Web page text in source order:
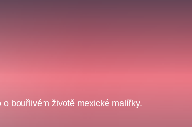
o bouřlivém životě mexické malířky.